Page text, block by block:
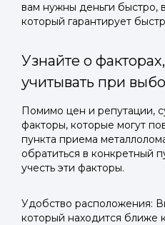
вам нужны деньги быстро,
который гарантирует
Узнайте о
учитывать при
Помимо цен и репутации,
факторы, которые могут
пункта приема
обратиться в конкретный
учесть эти факторы.
Удобство расположения:
который находится ближе